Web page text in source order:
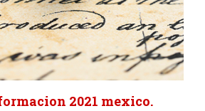
2021 mexico.